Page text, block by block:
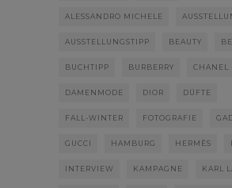
ALESSANDRO MICHELE
AUSSTELLUNGSTIPP BEAUTY
BUCHTIPP BURBERRY CHANEL
DAMENMODE DIOR DÜFTE
FALL-WINTER FOTOGRAFIE
GUCCI HAMBURG HERMÈS
INTERVIEW KAMPAGNE KARL